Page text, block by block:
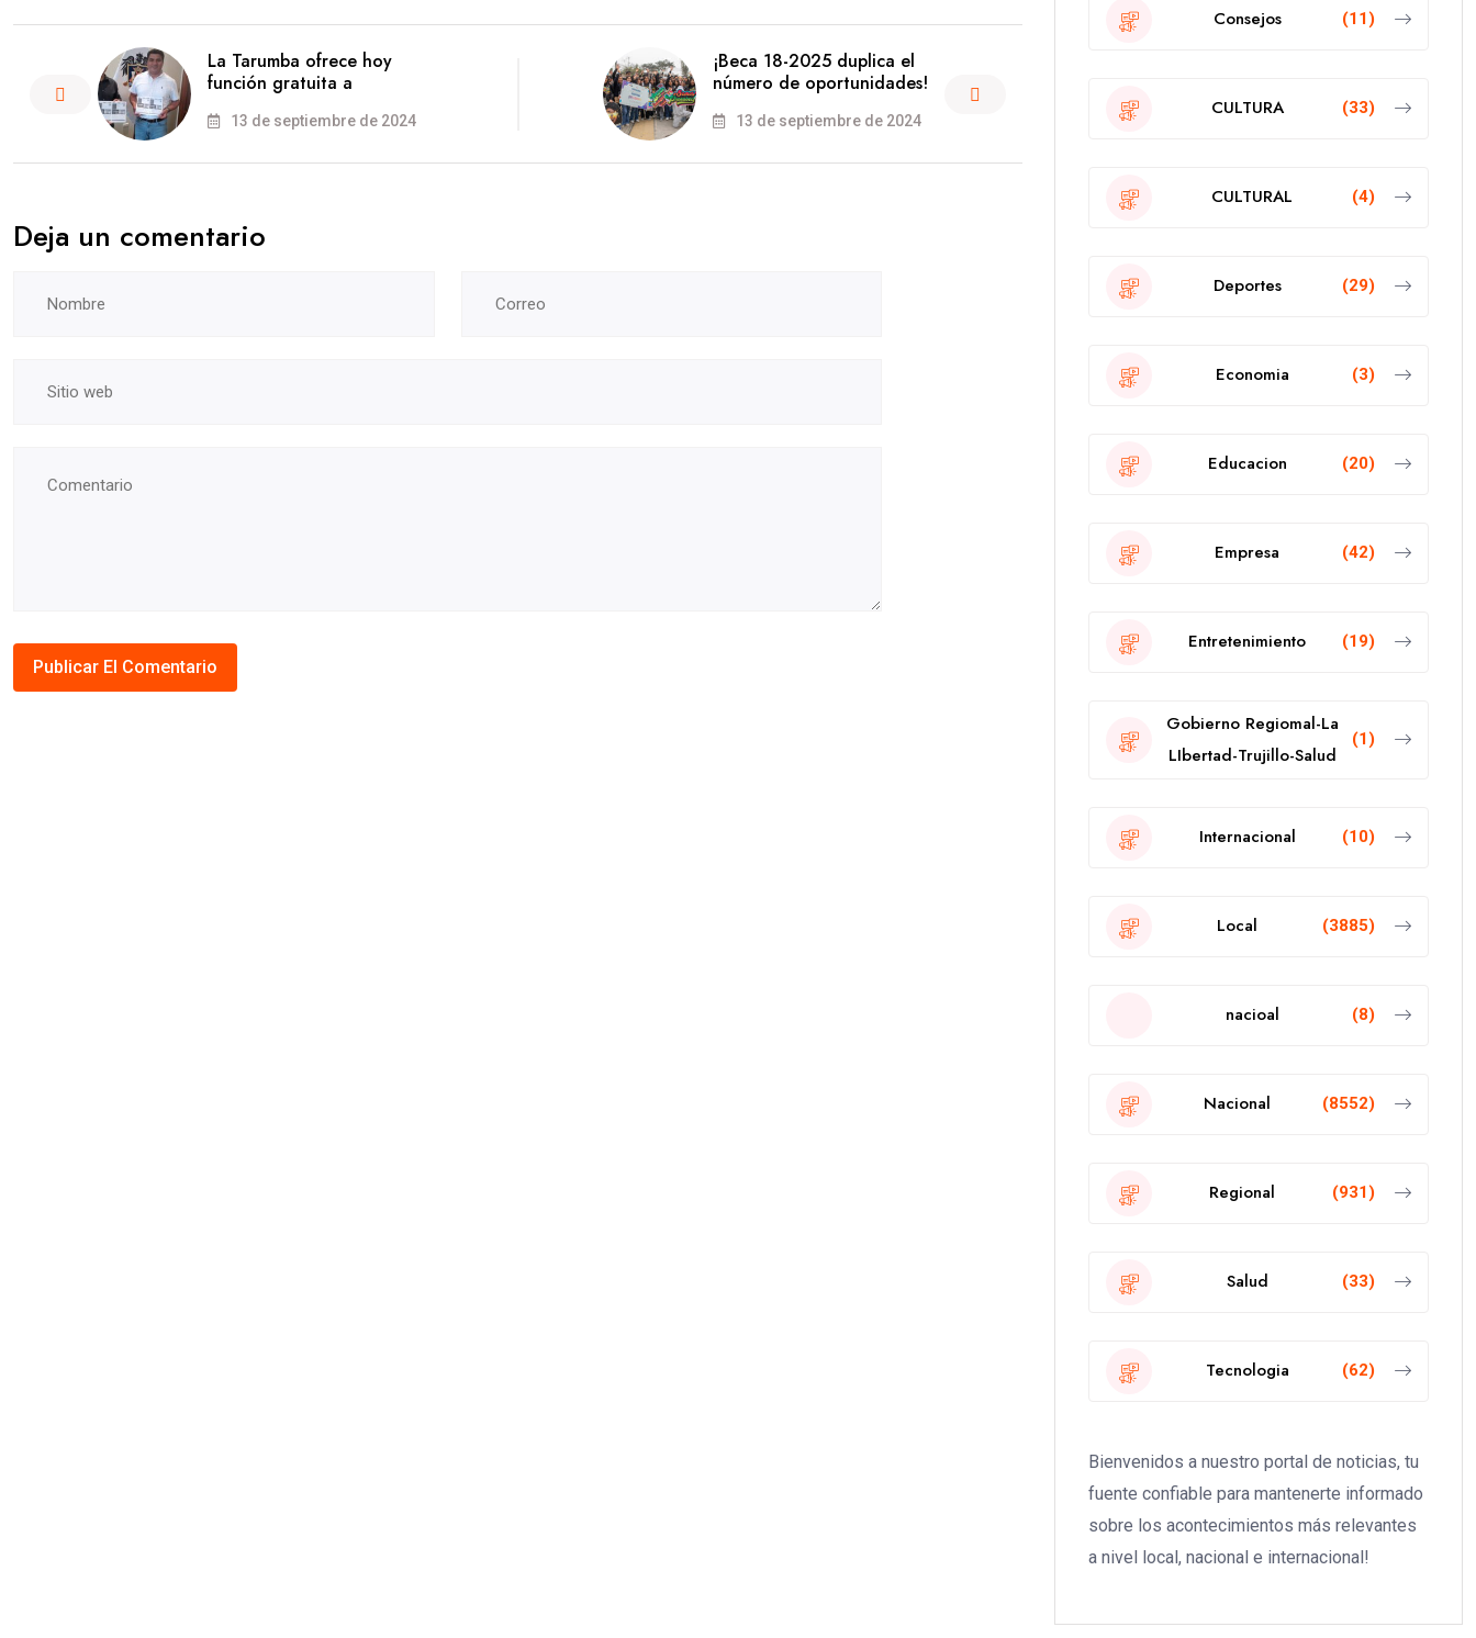
La Tarumba ofrece hoy
función gratuita a
13 de septiembre de 2024
¡Beca 18-2025 duplica el
número de oportunidades!
13 de septiembre de 2024
Deja un comentario
Consejos (11)
CULTURA (33)
CULTURAL (4)
Deportes (29)
Economia (3)
Educacion (20)
Empresa (42)
Entretenimiento (19)
Gobierno Regiomal-La
LIbertad-Trujillo-Salud
(1)
Internacional (10)
Local (3885)
nacioal (8)
Nacional (8552)
Regional (931)
Salud (33)
Tecnologia (62)
Bienvenidos a nuestro portal de noticias, tu
fuente confiable para mantenerte informado
sobre los acontecimientos más relevantes
a nivel local, nacional e internacional!